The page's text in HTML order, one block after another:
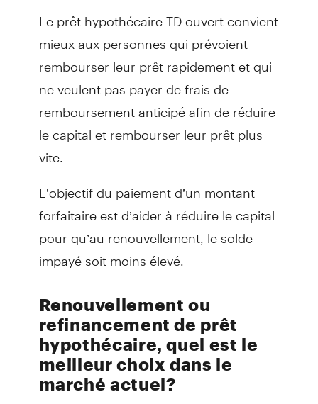
Le prêt hypothécaire TD ouvert convient
mieux aux personnes qui prévoient
rembourser leur prêt rapidement et qui
ne veulent pas payer de frais de
remboursement anticipé afin de réduire
le capital et rembourser leur prêt plus
vite.
L’objectif du paiement d’un montant
forfaitaire est d’aider à réduire le capital
pour qu’au renouvellement, le solde
impayé soit moins élevé.
Renouvellement ou
refinancement de prêt
hypothécaire, quel est le
meilleur choix dans le
marché actuel?